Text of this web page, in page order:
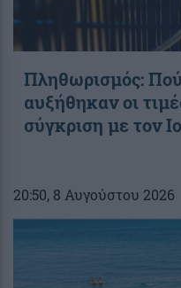
Πληθωρισμός:
αυξήθηκαν οι
σύγκριση με τον
20:50, 8 Αυγούστου 2026